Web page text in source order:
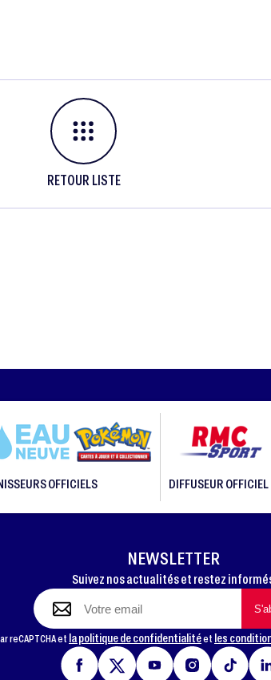
RETOUR LISTE
OFFICIELS DIFFUSEUR OFFICIEL
NEWSLETTER
Suivez nos actualités et restez
reCAPTCHA et la politique de confidentialitéet les